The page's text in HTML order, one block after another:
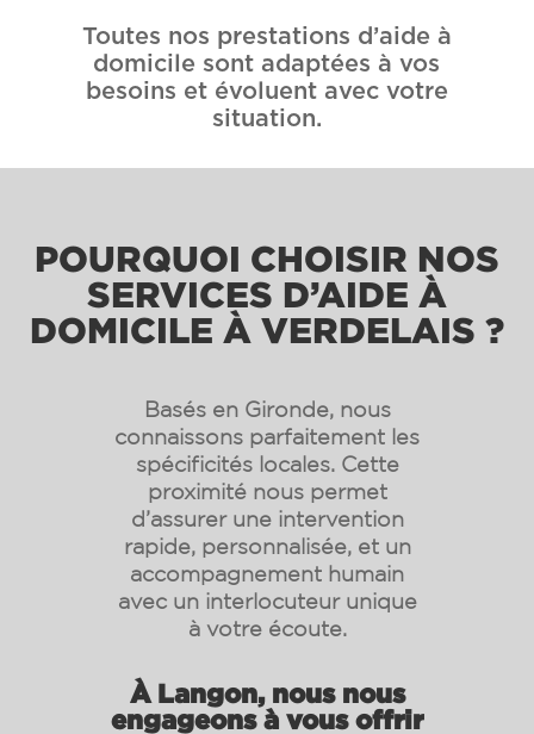
Toutes nos prestations d’aide à
domicile sont adaptées à vos
besoins et évoluent avec votre
situation.
POURQUOI CHOISIR NOS
SERVICES D’AIDE À
DOMICILE À VERDELAIS ?
Basés en Gironde, nous
connaissons parfaitement les
spécificités locales. Cette
proximité nous permet
d’assurer une intervention
rapide, personnalisée, et un
accompagnement humain
avec un interlocuteur unique
à votre écoute.
À Langon, nous nous
engageons à vous offrir